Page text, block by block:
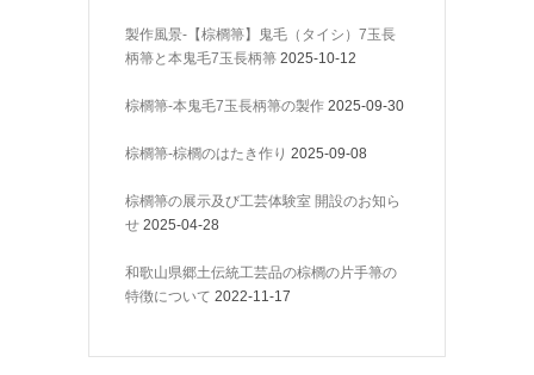
製作風景-【棕櫚箒】鬼毛（タイシ）7玉長
柄箒と本鬼毛7玉長柄箒 2025-10-12
棕櫚箒-本鬼毛7玉長柄箒の製作 2025-09-30
棕櫚箒-棕櫚のはたき作り 2025-09-08
棕櫚箒の展示及び工芸体験室 開設のお知ら
せ 2025-04-28
和歌山県郷土伝統工芸品の棕櫚の片手箒の
特徴について 2022-11-17